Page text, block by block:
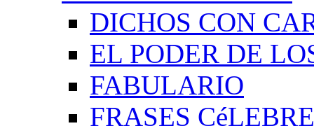
DICHOS CON
EL PODER DE
FABULARIO
FRASES